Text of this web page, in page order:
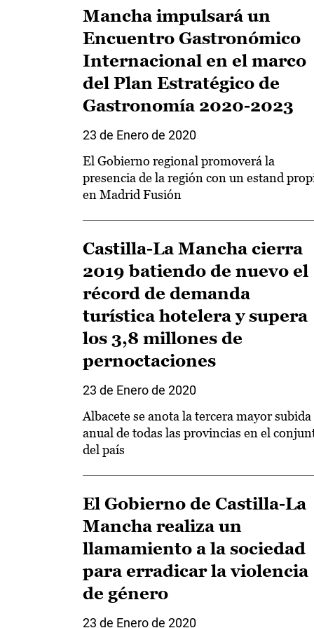
Mancha impulsará un
Encuentro Gastronómico
Internacional en el marco
del Plan Estratégico de
Gastronomía 2020-2023
23 de Enero de 2020
El Gobierno regional promoverá la
presencia de la región con un estand
en Madrid Fusión
Castilla-La Mancha cierra
2019 batiendo de nuevo el
récord de demanda
turística hotelera y supera
los 3,8 millones de
pernoctaciones
23 de Enero de 2020
Albacete se anota la tercera mayor subida
anual de todas las provincias en el
del país
El Gobierno de Castilla-La
Mancha realiza un
llamamiento a la sociedad
para erradicar la violencia
de género
23 de Enero de 2020